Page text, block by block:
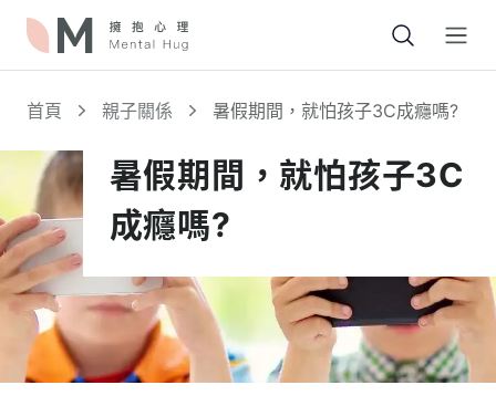
首頁 親子關係 暑假期間，就怕孩子3C成癮嗎?
暑假期間，就怕孩子3C
成癮嗎?